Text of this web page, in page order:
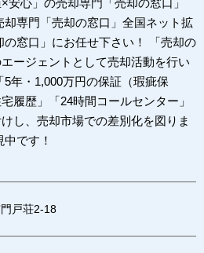
専門「売却の窓口」全国ネット拡
窓口」にお任せ下さい！ 「売却の
ージェントとして売却活動を行い
年・1,000万円の保証（瑕疵保
履歴」「24時間コールセンター」
し、売却市場での差別化を図りま
です！
戸荘2-18